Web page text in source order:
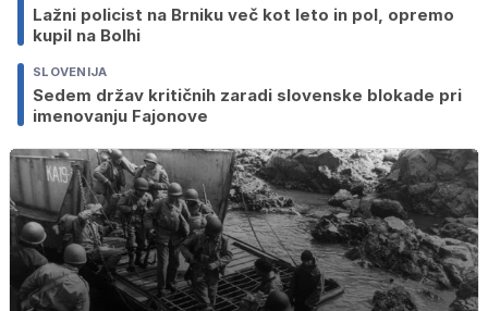
Lažni policist na Brniku več kot leto in pol, opremo
kupil na Bolhi
SLOVENIJA
Sedem držav kritičnih zaradi slovenske blokade pri
imenovanju Fajonove